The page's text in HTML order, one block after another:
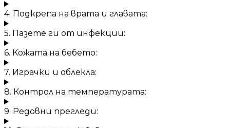
4. Подкрепа на врата и главата:
5. Пазете ги от инфекции:
6. Кожата на бебето:
7. Играчки и облекла:
8. Контрол на температурата:
9. Редовни прегледи: